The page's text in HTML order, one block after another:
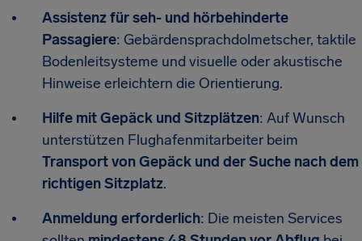
Assistenz für seh- und hörbehinderte
Passagiere: Gebärdensprachdolmetscher, taktile
Bodenleitsysteme und visuelle oder akustische
Hinweise erleichtern die Orientierung.
Hilfe mit Gepäck und Sitzplätzen: Auf Wunsch
unterstützen Flughafenmitarbeiter beim
Transport von Gepäck und der Suche nach dem
richtigen Sitzplatz.
Anmeldung erforderlich: Die meisten Services